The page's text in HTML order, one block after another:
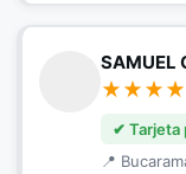
SAMUEL
✔ Tarjeta
📍